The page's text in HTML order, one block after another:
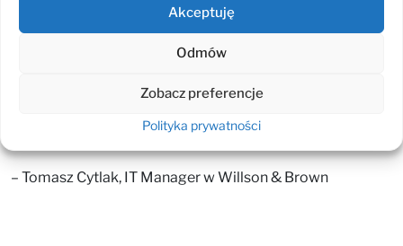
Akceptuję
Odmów
Zobacz preferencje
Polityka prywatności
instalacji i konfiguracji platformy sprzętowej HP okazały
się kluczowym czynnikiem powodzenia tego projektu.
Po każdym etapie następował wspólnie wykonywany
a przy tej okazji transfer wiedzy do zespołu IT w zakresie
sposobu implementacji oraz dalszego administrowania
– Tomasz Cytlak, IT Manager w Willson & Brown